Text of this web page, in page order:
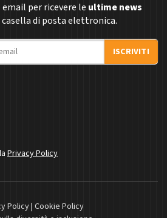
per ricevere le ultime news
di posta elettronica.
ISCRIVITI
Privacy Policy
Policy| Cookie Policy